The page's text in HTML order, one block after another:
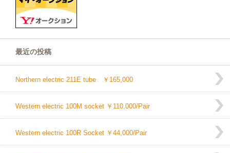
最近の投稿
Northern electric 211E tube ￥165,000
Western electric 100M socket ￥110,000/Pair
Western electric 100R Socket ￥44,000/Pair